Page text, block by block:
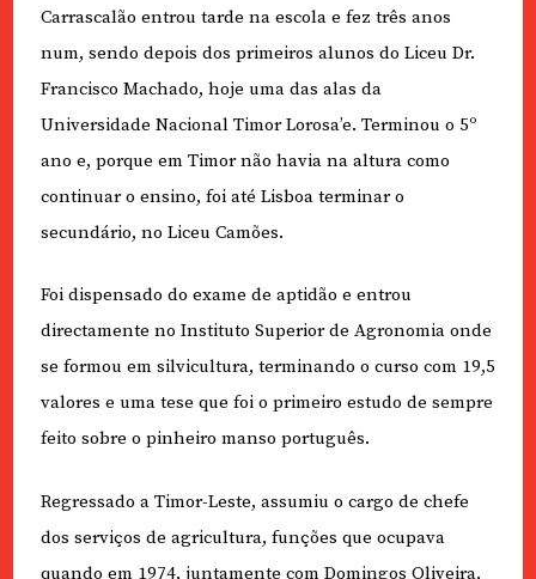
Carrascalão entrou tarde na escola e fez três anos
num, sendo depois dos primeiros alunos do Liceu Dr.
Francisco Machado, hoje uma das alas da
Universidade Nacional Timor Lorosa’e. Terminou o 5º
ano e, porque em Timor não havia na altura como
continuar o ensino, foi até Lisboa terminar o
secundário, no Liceu Camões.
Foi dispensado do exame de aptidão e entrou
directamente no Instituto Superior de Agronomia onde
se formou em silvicultura, terminando o curso com 19,5
valores e uma tese que foi o primeiro estudo de sempre
feito sobre o pinheiro manso português.
Regressado a Timor-Leste, assumiu o cargo de chefe
dos serviços de agricultura, funções que ocupava
quando em 1974, juntamente com Domingos Oliveira,